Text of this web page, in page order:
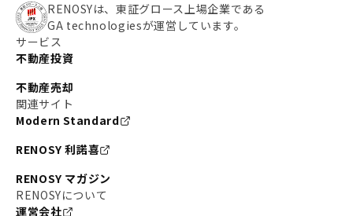
RENOSYは、東証グロース上場企業である
GA technologiesが運営しています。
サービス
不動産投資
不動産売却
関連サイト
Modern Standard
RENOSY 利諾喜
RENOSY マガジン
RENOSYについて
運営会社